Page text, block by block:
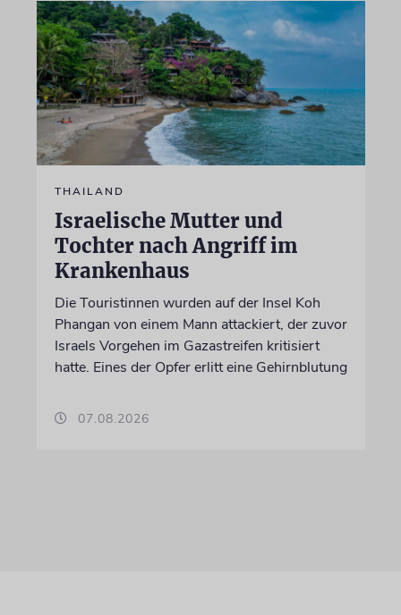
THAILAND
Israelische Mutter und
Tochter nach Angriff im
Krankenhaus
Die Touristinnen wurden auf der Insel Koh
Phangan von einem Mann attackiert, der zuvor
Israels Vorgehen im Gazastreifen kritisiert
hatte. Eines der Opfer erlitt eine Gehirnblutung
07.08.2026